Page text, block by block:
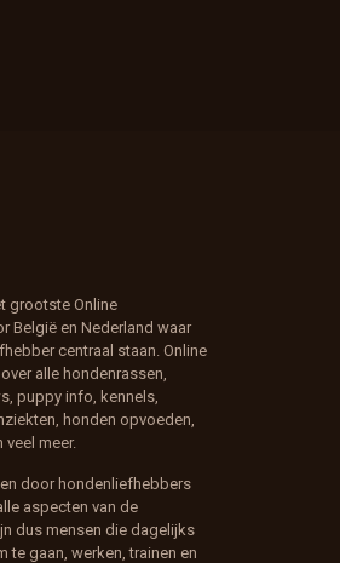
grootste Online
België en Nederland waar
centraal staan. Online
alle hondenrassen,
puppy info, kennels,
honden opvoeden,
meer.
door hondenliefhebbers
aspecten van de
dus mensen die dagelijks
te gaan, werken, trainen en